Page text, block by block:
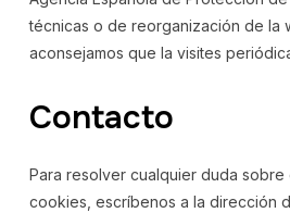
técnicas o de reorganización de la
aconsejamos que la visites
Contacto
Para resolver cualquier duda sobre
cookies, escríbenos a la dirección